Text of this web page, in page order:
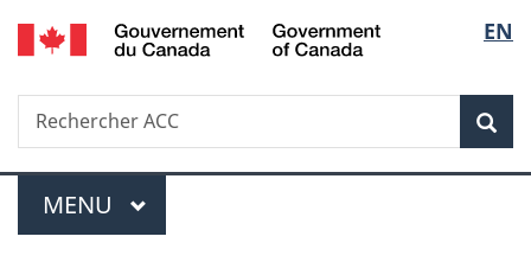
Passer
au
Passer
à
du
Passer
à
simplifiée
de
la
EN
Recherche
Rechercher
ACC
Menu
MENU PRINCIPAL